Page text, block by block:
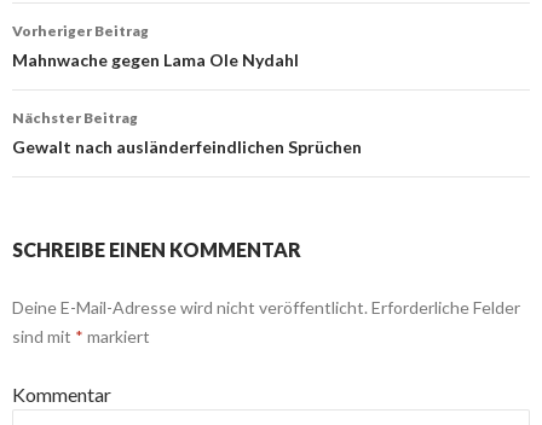
Beitrags-
Navigation
Vorheriger Beitrag
Mahnwache gegen Lama Ole Nydahl
Nächster Beitrag
Gewalt nach ausländerfeindlichen Sprüchen
SCHREIBE EINEN KOMMENTAR
Deine E-Mail-Adresse wird nicht veröffentlicht. Erforderliche Felder
sind mit * markiert
Kommentar